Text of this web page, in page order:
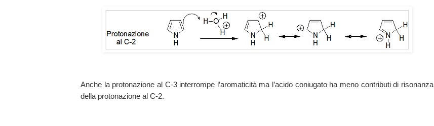
Anche la protonazione al C-3 interrompe l’aromaticità ma l’acido coniugato ha meno contributi di risonanza
della protonazione al C-2.